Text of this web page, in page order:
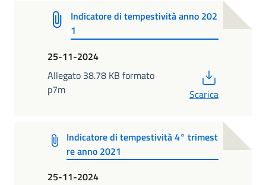
Indicatore di tempestività anno 202
1
25-11-2024
Allegato 38.78 KB formato
p7m
Scarica
Indicatore di tempestività 4° trimest
re anno 2021
25-11-2024